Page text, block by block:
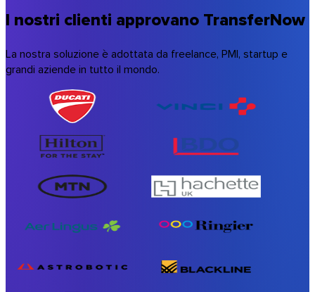
Firefox
I nostri clienti approvano TransferNow
La nostra soluzione è adottata da freelance, PMI, startup e
grandi aziende in tutto il mondo.